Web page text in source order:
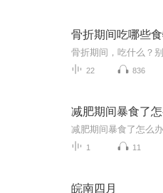
骨折期间吃哪些
22 836
减肥期间暴食了
1 11
皖南四月